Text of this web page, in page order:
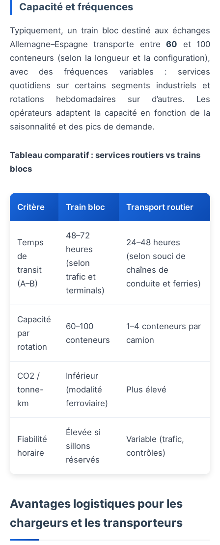
Capacité et fréquences
Typiquement, un train bloc destiné aux échanges
Allemagne–Espagne transporte entre60 et 100
conteneurs (selon la longueur et la configuration),
avec des fréquences variables : services
quotidiens sur certains segments industriels et
rotations hebdomadaires sur d’autres. Les
opérateurs adaptent la capacité en fonction de la
saisonnalité et des pics de demande.
Tableau comparatif : services routiers vs trains
blocs
Critère Train bloc Transport routier
Temps
de
transit
(A–B)
48–72
heures
(selon
trafic et
terminals)
24–48 heures
(selon souci de
chaînes de
conduite et ferries)
Capacité
par
rotation
60–100
conteneurs
1–4 conteneurs par
camion
CO2 /
tonne-
km
Inférieur
(modalité
ferroviaire)
Plus élevé
Fiabilité
horaire
Élevée si
sillons
réservés
Variable (trafic,
contrôles)
Avantages logistiques pour les
chargeurs et les transporteurs